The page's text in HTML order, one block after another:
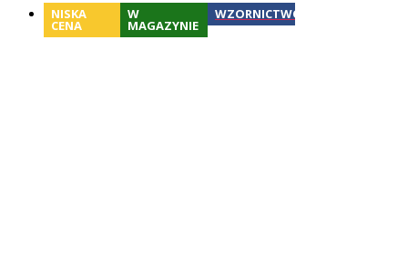
NISKA
CENA
W
MAGAZYNIE
WZORNICTWO